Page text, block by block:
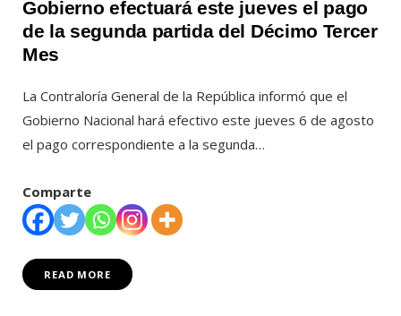
Gobierno efectuará este jueves el pago
de la segunda partida del Décimo Tercer
Mes
La Contraloría General de la República informó que el
Gobierno Nacional hará efectivo este jueves 6 de agosto
el pago correspondiente a la segunda…
Comparte
READ MORE